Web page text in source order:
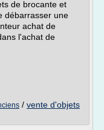
de brocante et
débarrasser une
achat de
l'achat de
/ vente d'objets